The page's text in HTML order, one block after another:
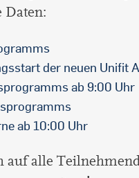
Daten:
der neuen Unifit
ab 9:00 Uhr
ab 10:00 Uhr
auf alle